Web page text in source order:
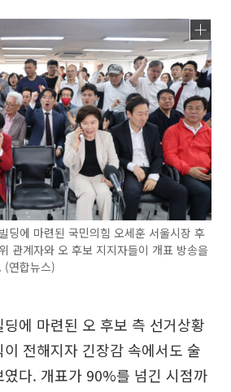
딩에 마련된 국민의힘 오세훈 서울시장 후
관계자와 오 후보 지지자들이 개표 방송을
(연합뉴스)
에 마련된 오 후보 측 선거상황
전해지자 긴장감 속에서도 술
였다. 개표가 90%를 넘긴 시점까